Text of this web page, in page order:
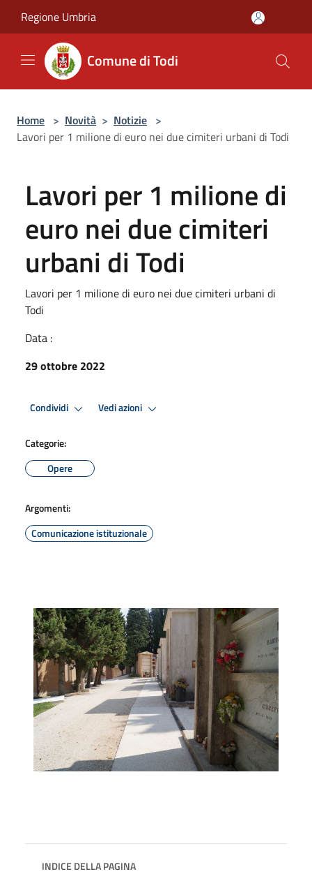
Regione Umbria
Comune di Todi
Home > Novità > Notizie >
Lavori per 1 milione di euro nei due cimiteri urbani di Todi
Lavori per 1 milione di
euro nei due cimiteri
urbani di Todi
Lavori per 1 milione di euro nei due cimiteri urbani di
Todi
Data :
29 ottobre 2022
Condividi Vedi azioni
Categorie:
Opere
Argomenti:
Comunicazione istituzionale
INDICE DELLA PAGINA